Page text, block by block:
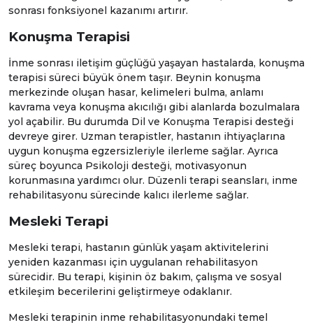
sonrası fonksiyonel kazanımı artırır.
Konuşma Terapisi
İnme sonrası iletişim güçlüğü yaşayan hastalarda, konuşma
terapisi süreci büyük önem taşır. Beynin konuşma
merkezinde oluşan hasar, kelimeleri bulma, anlamı
kavrama veya konuşma akıcılığı gibi alanlarda bozulmalara
yol açabilir. Bu durumda Dil ve Konuşma Terapisi desteği
devreye girer. Uzman terapistler, hastanın ihtiyaçlarına
uygun konuşma egzersizleriyle ilerleme sağlar. Ayrıca
süreç boyunca Psikoloji desteği, motivasyonun
korunmasına yardımcı olur. Düzenli terapi seansları, inme
rehabilitasyonu sürecinde kalıcı ilerleme sağlar.
Mesleki Terapi
Mesleki terapi, hastanın günlük yaşam aktivitelerini
yeniden kazanması için uygulanan rehabilitasyon
sürecidir. Bu terapi, kişinin öz bakım, çalışma ve sosyal
etkileşim becerilerini geliştirmeye odaklanır.
Mesleki terapinin inme rehabilitasyonundaki temel